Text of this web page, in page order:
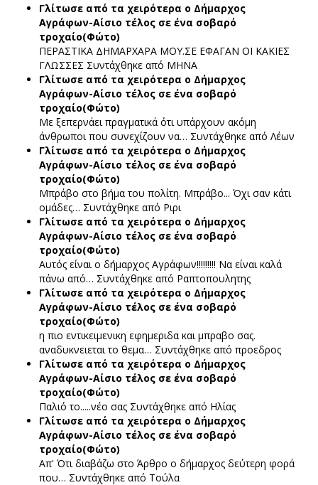
Γλίτωσε από τα χειρότερα ο Δήμαρχος
Αγράφων-Αίσιο τέλος σε ένα σοβαρό
τροχαίο(Φώτο)
ΠΕΡΑΣΤΙΚΑ ΔΗΜΑΡΧΑΡΑ ΜΟΥ.ΣΕ ΕΦΑΓΑΝ ΟΙ ΚΑΚΙΕΣ
ΓΛΩΣΣΕΣ Συντάχθηκε από ΜΗΝΑ
Γλίτωσε από τα χειρότερα ο Δήμαρχος
Αγράφων-Αίσιο τέλος σε ένα σοβαρό
τροχαίο(Φώτο)
Με ξεπερνάει πραγματικά ότι υπάρχουν ακόμη
άνθρωποι που συνεχίζουν να… Συντάχθηκε από Λέων
Γλίτωσε από τα χειρότερα ο Δήμαρχος
Αγράφων-Αίσιο τέλος σε ένα σοβαρό
τροχαίο(Φώτο)
Μπράβο στο βήμα του πολίτη. Μπράβο... Όχι σαν κάτι
ομάδες… Συντάχθηκε από Ριρι
Γλίτωσε από τα χειρότερα ο Δήμαρχος
Αγράφων-Αίσιο τέλος σε ένα σοβαρό
τροχαίο(Φώτο)
Αυτός είναι ο δήμαρχος Αγράφων!!!!!!!!! Να είναι καλά
πάνω από… Συντάχθηκε από Ραπτοπουλητης
Γλίτωσε από τα χειρότερα ο Δήμαρχος
Αγράφων-Αίσιο τέλος σε ένα σοβαρό
τροχαίο(Φώτο)
η πιο εντικειμενικη εφημεριδα και μπραβο σας.
αναδυκνειεται το θεμα… Συντάχθηκε από προεδρος
Γλίτωσε από τα χειρότερα ο Δήμαρχος
Αγράφων-Αίσιο τέλος σε ένα σοβαρό
τροχαίο(Φώτο)
Παλιό το.....νέο σας Συντάχθηκε από Ηλίας
Γλίτωσε από τα χειρότερα ο Δήμαρχος
Αγράφων-Αίσιο τέλος σε ένα σοβαρό
τροχαίο(Φώτο)
Απ' Ότι διαβάζω στο Άρθρο ο δήμαρχος δεύτερη φορά
που… Συντάχθηκε από Τούλα